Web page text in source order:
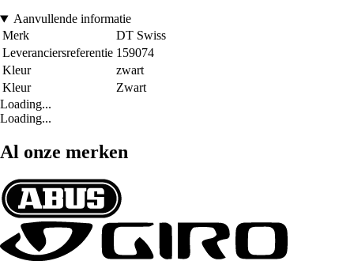
Aanvullende informatie
Merk
DT Swiss
Leveranciersreferentie 159074
Kleur
zwart
Kleur
Zwart
Loading...
Loading...
Al onze merken